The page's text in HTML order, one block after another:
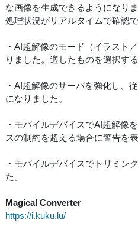
な画像を生成できるようになりま
処理状況がリアルタイムで確認
・AI超解像のモード（イラスト
りました。適したものを選択す
・AI超解像のサーバを強化し、
になりました。
・モバイルデバイスでAI超解像
スの制約を超える場合に警告を
・モバイルデバイスでトリミン
た。
Magical Converter
https://i.kuku.lu/